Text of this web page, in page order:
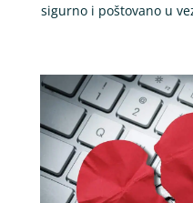
sigurno i poštovano u